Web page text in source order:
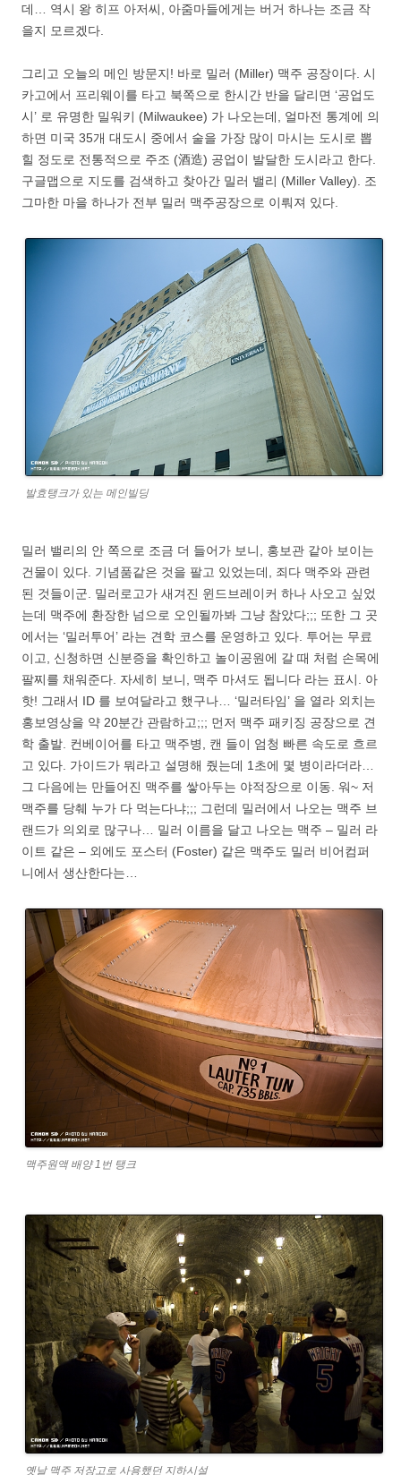
데… 역시 왕 히프 아저씨, 아줌마들에게는 버거 하나는 조금 작
을지 모르겠다.
그리고 오늘의 메인 방문지! 바로 밀러 (Miller) 맥주 공장이다. 시
카고에서 프리웨이를 타고 북쪽으로 한시간 반을 달리면 ‘공업도
시’ 로 유명한 밀워키 (Milwaukee) 가 나오는데, 얼마전 통계에 의
하면 미국 35개 대도시 중에서 술을 가장 많이 마시는 도시로 뽑
힐 정도로 전통적으로 주조 (酒造) 공업이 발달한 도시라고 한다.
구글맵으로 지도를 검색하고 찾아간 밀러 밸리 (Miller Valley). 조
그마한 마을 하나가 전부 밀러 맥주공장으로 이뤄져 있다.
발효탱크가 있는 메인빌딩
밀러 밸리의 안 쪽으로 조금 더 들어가 보니, 홍보관 같아 보이는
건물이 있다. 기념품같은 것을 팔고 있었는데, 죄다 맥주와 관련
된 것들이군. 밀러로고가 새겨진 윈드브레이커 하나 사오고 싶었
는데 맥주에 환장한 넘으로 오인될까봐 그냥 참았다;;; 또한 그 곳
에서는 ‘밀러투어’ 라는 견학 코스를 운영하고 있다. 투어는 무료
이고, 신청하면 신분증을 확인하고 놀이공원에 갈 때 처럼 손목에
팔찌를 채워준다. 자세히 보니, 맥주 마셔도 됩니다 라는 표시. 아
핫! 그래서 ID 를 보여달라고 했구나… ‘밀러타임’ 을 열라 외치는
홍보영상을 약 20분간 관람하고;;; 먼저 맥주 패키징 공장으로 견
학 출발. 컨베이어를 타고 맥주병, 캔 들이 엄청 빠른 속도로 흐르
고 있다. 가이드가 뭐라고 설명해 줬는데 1초에 몇 병이라더라…
그 다음에는 만들어진 맥주를 쌓아두는 야적장으로 이동. 워~ 저
맥주를 당췌 누가 다 먹는다냐;;; 그런데 밀러에서 나오는 맥주 브
랜드가 의외로 많구나… 밀러 이름을 달고 나오는 맥주 – 밀러 라
이트 같은 – 외에도 포스터 (Foster) 같은 맥주도 밀러 비어컴퍼
니에서 생산한다는…
맥주원액 배양 1번 탱크
옛날 맥주 저장고로 사용했던 지하시설